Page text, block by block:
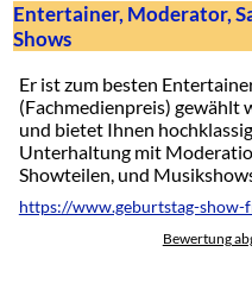
Entertainer, Moderator,
Shows
Er ist zum besten
(Fachmedienpreis) gewählt
und bietet Ihnen
Unterhaltung mit
Showteilen, und
https://www.geburtstag-
Bewertung